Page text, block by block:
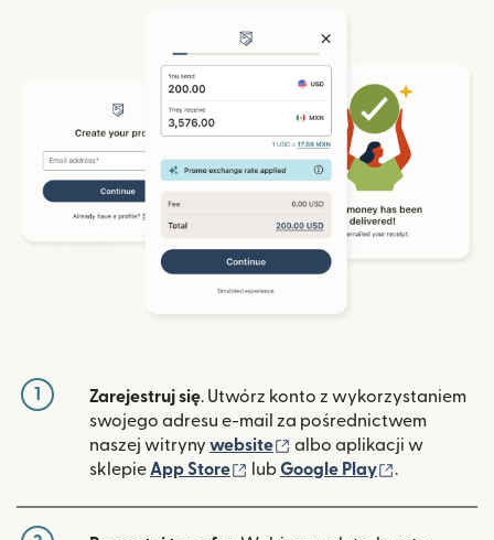
1 Zarejestruj się. Utwórz konto z wykorzystaniem
swojego adresu e-mail za pośrednictwem
naszej witryny website (otwiera się w nowym
albo aplikacji w
sklepie App Store (otwiera się w nowym oknie)
lubGoogle Play .